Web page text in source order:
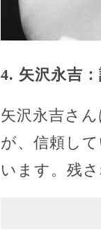
4. 矢沢永吉
矢沢永吉さ
が、信頼し
います。残